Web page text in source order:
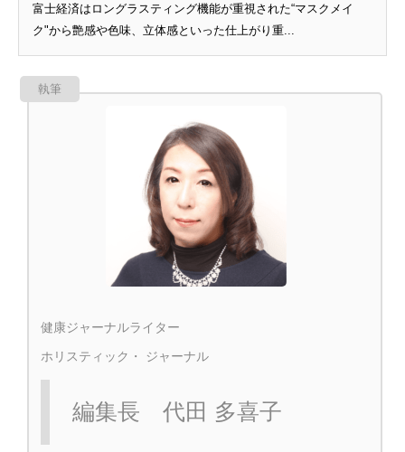
富士経済はロングラスティング機能が重視された“マスクメイ
ク"から艶感や色味、立体感といった仕上がり重...
執筆
健康ジャーナルライター
ホリスティック・ ジャーナル
編集長 代田 多喜子